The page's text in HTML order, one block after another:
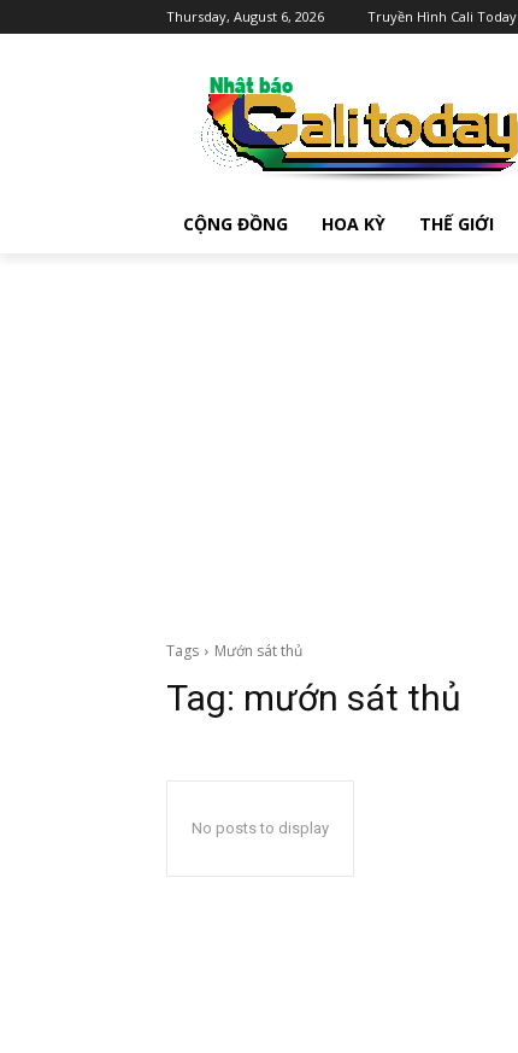
Thursday, August 6, 2026 Truyền Hình Cali Today
CỘNG ĐỒNG HOA KỲ THẾ GIỚI
Tags Mướn sát thủ
Tag: mướn sát thủ
No posts to display